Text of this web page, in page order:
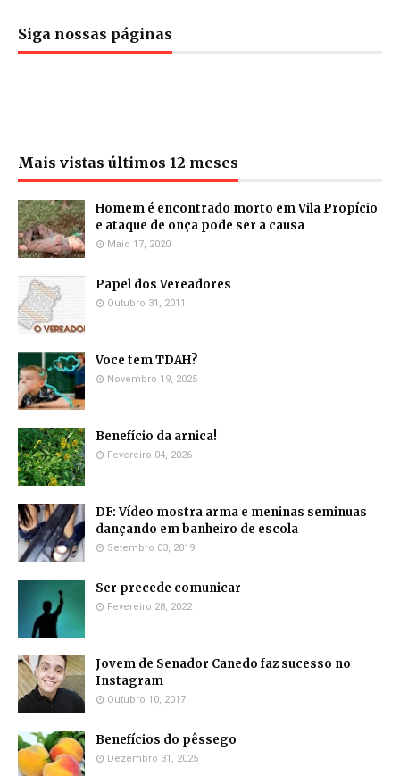
Siga nossas páginas
Mais vistas últimos 12 meses
Homem é encontrado morto em Vila Propício
e ataque de onça pode ser a causa
Maio 17, 2020
Papel dos Vereadores
Outubro 31, 2011
Voce tem TDAH?
Novembro 19, 2025
Benefício da arnica!
Fevereiro 04, 2026
DF: Vídeo mostra arma e meninas seminuas
dançando em banheiro de escola
Setembro 03, 2019
Ser precede comunicar
Fevereiro 28, 2022
Jovem de Senador Canedo faz sucesso no
Instagram
Outubro 10, 2017
Benefícios do pêssego
Dezembro 31, 2025